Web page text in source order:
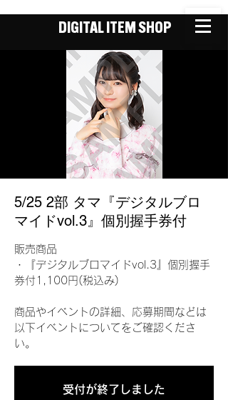
DIGITAL ITEM SHOP
5/25 2部 タマ『デジタルブロ
マイドvol.3』個別握手券付
販売商品
・『デジタルブロマイドvol.3』個別握手
券付1,100円(税込み)
商品やイベントの詳細、応募期間などは
以下イベントについてをご確認くださ
い。
受付が終了しました